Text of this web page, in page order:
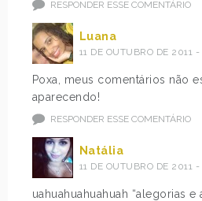
RESPONDER ESSE COMENTÁRIO
Luana
11 DE OUTUBRO DE 2011 -
Poxa, meus comentários não
aparecendo!
RESPONDER ESSE COMENTÁRIO
Natália
11 DE OUTUBRO DE 2011
uahuahuahuahuah “alegorias e